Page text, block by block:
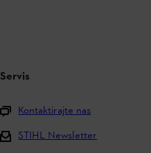
Servis
Kontaktirajte nas
STIHL Newsletter